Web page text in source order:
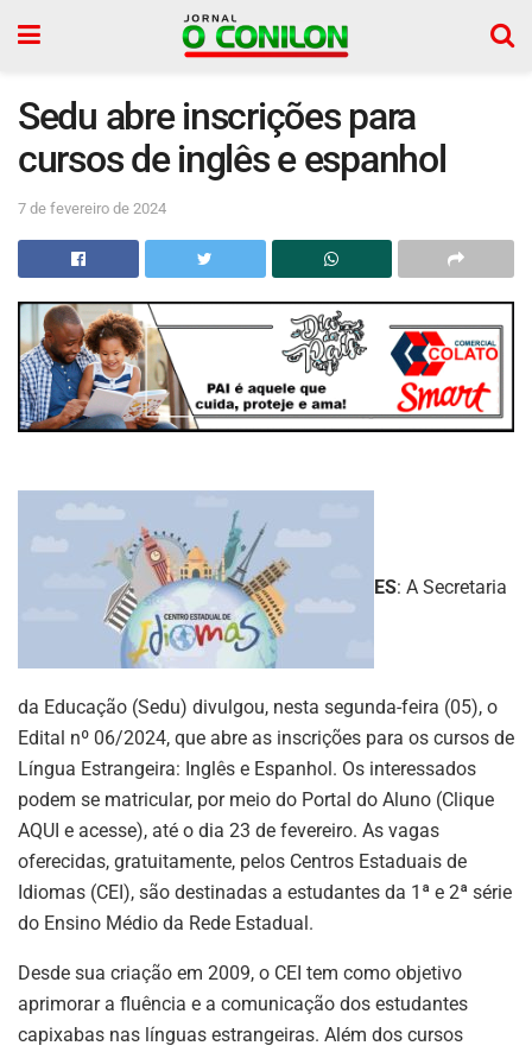
Sedu abre inscrições para
cursos de inglês e espanhol
7 de fevereiro de 2024
ES: A Secretaria
da Educação (Sedu) divulgou, nesta segunda-feira (05), o
Edital nº 06/2024, que abre as inscrições para os cursos de
Língua Estrangeira: Inglês e Espanhol. Os interessados
podem se matricular, por meio do Portal do Aluno (Clique
AQUI e acesse), até o dia 23 de fevereiro. As vagas
oferecidas, gratuitamente, pelos Centros Estaduais de
Idiomas (CEI), são destinadas a estudantes da 1ª e 2ª série
do Ensino Médio da Rede Estadual.
Desde sua criação em 2009, o CEI tem como objetivo
aprimorar a fluência e a comunicação dos estudantes
capixabas nas línguas estrangeiras. Além dos cursos